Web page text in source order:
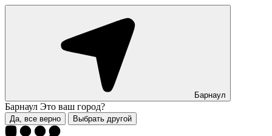
Барнаул
Барнаул Это ваш город?
Да, все верно Выбрать другой